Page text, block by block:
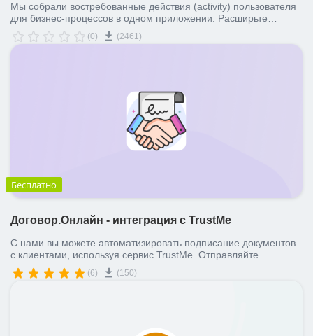
Мы собрали востребованные действия (activity) пользователя
для бизнес-процессов в одном приложении. Расширьте
функционал дизайнера бизнес-процессов вашего Битрикс24 с
помощью данного набора активити. Избавьтесь от
необходимости самостоятельно создавать эти действия для
(0) (2461)
Бесплатно
Договор.Онлайн - интеграция с TrustMe
С нами вы можете автоматизировать подписание документов
с клиентами, используя сервис TrustMe. Отправляйте
документы клиентам на подпись прямо из CRM системы, а мы
автоматически зафиксируем факт подписания
(6) (150)